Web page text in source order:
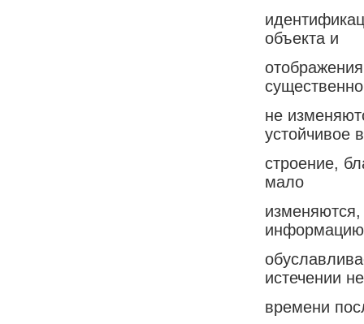
объекта и
существенно
не
устойчивое
строение,
мало
истечении
времени